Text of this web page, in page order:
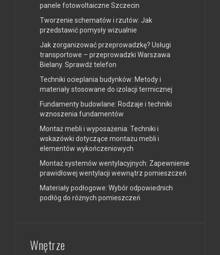
panele fotowoltaiczne Szczecin
Tworzenie schematów i rzutów: Jak
przedstawić pomysły wizualnie
Jak zorganizować przeprowadzkę? Usługi
transportowe – przeprowadzki Warszawa
Bielany. Sprawdź telefon
Techniki ocieplania budynków: Metody i
materiały stosowane do izolacji termicznej
Fundamenty budowlane: Rodzaje i techniki
wznoszenia fundamentów
Montaż mebli i wyposażenia: Techniki i
wskazówki dotyczące montażu mebli i
elementów wykończeniowych
Montaż systemów wentylacyjnych: Zapewnienie
prawidłowej wentylacji wewnątrz pomieszczeń
Materiały podłogowe: Wybór odpowiednich
podłóg do różnych pomieszczeń
Wnętrze